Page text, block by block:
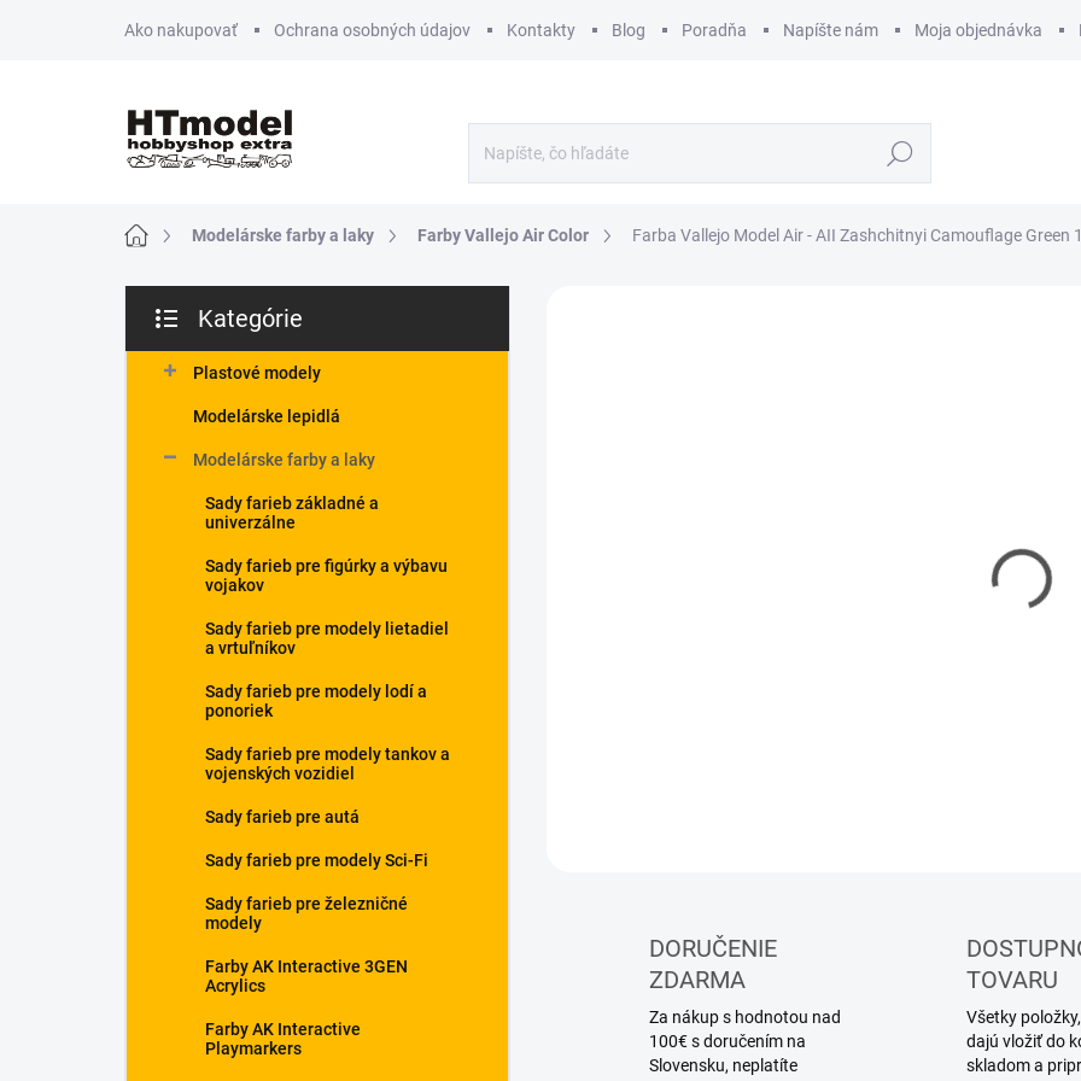
Ako nakupovať Ochrana osobných údajov Kontakty Blog Poradňa Napíšte nám Moja objednávka
Hľadať
DomovModelárske farby a laky Farby Vallejo Air Color Farba Vallejo Model Air - AII Zashchitnyi Camouflage Green
č
kategórie
Kategórie
Plastové modely
Modelárske lepidlá
Modelárske farby a laky
Sady farieb základné a
univerzálne
Sady farieb pre figúrky a výbavu
vojakov
Sady farieb pre modely lietadiel
a vrtuľníkov
Sady farieb pre modely lodí a
ponoriek
Sady farieb pre modely tankov a
vojenských vozidiel
Sady farieb pre autá
Sady farieb pre modely Sci-Fi
Sady farieb pre železničné
modely
Farby AK Interactive 3GEN
Acrylics
Farby AK Interactive
Playmarkers
DORUČENIE
ZDARMA
Za nákup s hodnotou nad
100€ s doručením na
Slovensku, neplatíte
TOVARU
Všetky
dajú vložiť do
skladom a